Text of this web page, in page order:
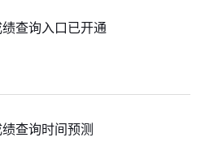
查询入口已开通
查询时间预测